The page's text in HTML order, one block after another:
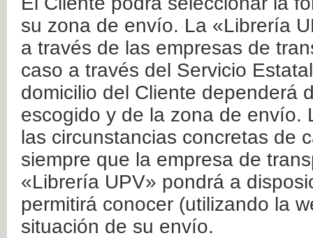
su zona de envío. La «Librería
a través de las empresas de
caso a través del Servicio
domicilio del Cliente dependerá
escogido y de la zona de envío.
las circunstancias concretas de
siempre que la empresa de
«Librería UPV» pondrá a
permitirá conocer (utilizando la
situación de su envío.